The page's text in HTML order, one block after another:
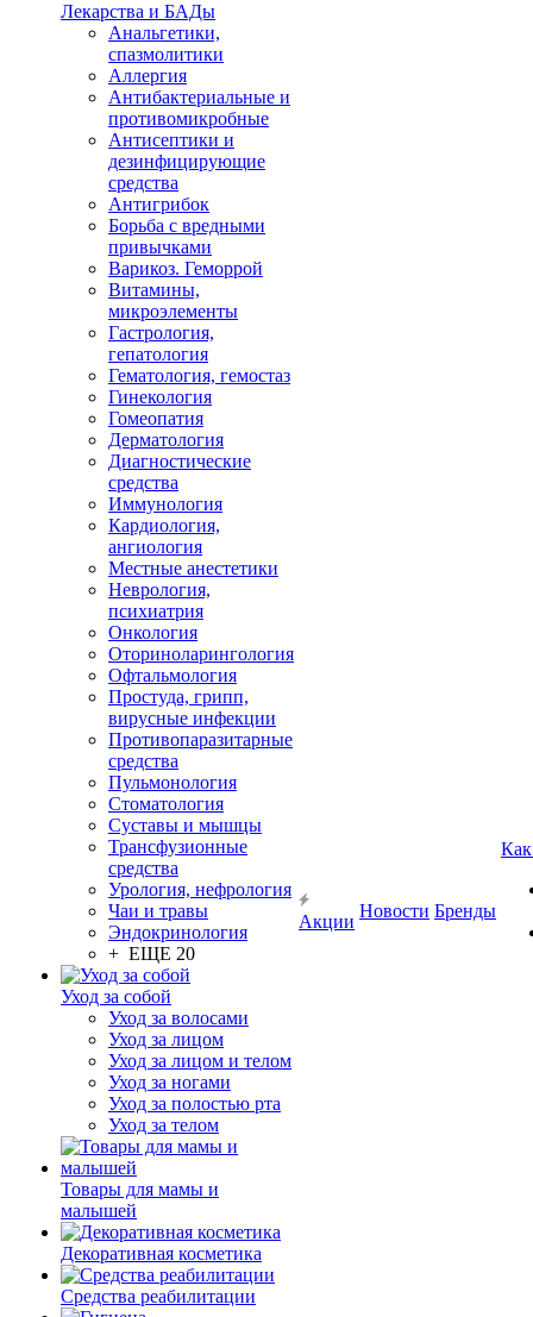
Лекарства и БАДы
Анальгетики,
спазмолитики
Аллергия
Антибактериальные и
противомикробные
Антисептики и
дезинфицирующие
средства
Антигрибок
Борьба с вредными
привычками
Варикоз. Геморрой
Витамины,
микроэлементы
Гастрология,
гепатология
Гематология, гемостаз
Гинекология
Гомеопатия
Дерматология
Диагностические
средства
Иммунология
Кардиология,
ангиология
Местные анестетики
Неврология,
психиатрия
Онкология
Оториноларингология
Офтальмология
Простуда, грипп,
вирусные инфекции
Противопаразитарные
средства
Пульмонология
Стоматология
Суставы и мышцы
Трансфузионные
средства
Урология, нефрология
Чаи и травы
Эндокринология
+ ЕЩЕ 20
Уход за собой
Уход за волосами
Уход за лицом
Уход за лицом и телом
Уход за ногами
Уход за полостью рта
Уход за телом
Товары для мамы и
малышей
Декоративная косметика
Средства реабилитации
Акции
Новости Бренды